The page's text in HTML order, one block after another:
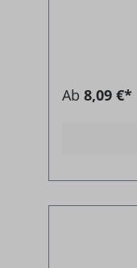
Ab 8,09 €*